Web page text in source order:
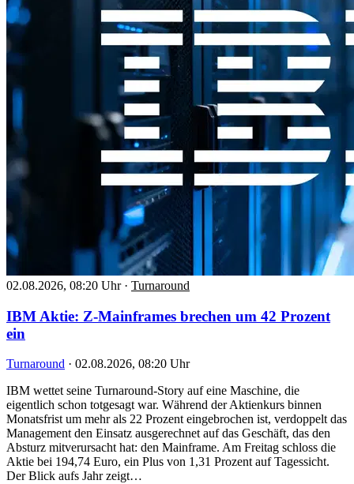
02.08.2026, 08:20 Uhr · Turnaround
IBM Aktie: Z-Mainframes brechen um 42 Prozent
ein
Turnaround · 02.08.2026, 08:20 Uhr
IBM wettet seine Turnaround-Story auf eine Maschine, die
eigentlich schon totgesagt war. Während der Aktienkurs binnen
Monatsfrist um mehr als 22 Prozent eingebrochen ist, verdoppelt das
Management den Einsatz ausgerechnet auf das Geschäft, das den
Absturz mitverursacht hat: den Mainframe. Am Freitag schloss die
Aktie bei 194,74 Euro, ein Plus von 1,31 Prozent auf Tagessicht.
Der Blick aufs Jahr zeigt…